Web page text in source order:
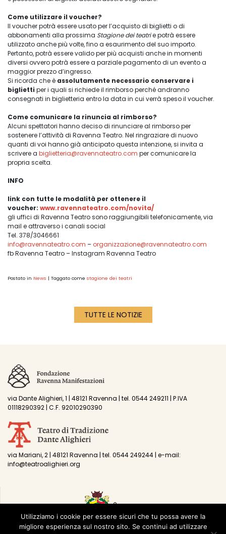
Come utilizzare il voucher?
Il voucher potrà essere usato per l’acquisto di biglietti o di
abbonamenti alla prossima Stagione dei teatrie potrà essere
utilizzato anche più volte, fino a esaurimento del suo importo.
Pertanto, potrà essere valido per più acquisti anche in momenti
diversi ovvero potrà essere a parziale pagamento di un evento a
maggior prezzo d’ingresso.
Si ricorda che è assolutamente necessario conservare i
biglietti per i quali si richiede il rimborso perché andranno
consegnati in biglietteria entro la data in cui verrà speso il voucher.
Come comunicare la rinuncia al rimborso?
Alcuni spettatori hanno deciso di rinunciare al rimborso per
sostenere l’attività di Ravenna Teatro. Nel ringraziare di nuovo
quanti di voi hanno già anticipato questa intenzione, si invita a
scrivere a biglietteria@ravennateatro.com per comunicare la
propria scelta.
INFO
link con tutte le modalità per ottenere il
voucher: www.ravennateatro.com/novita/
gli uffici di Ravenna Teatro sono raggiungibili telefonicamente, via
mail e attraverso i canali social
Tel. 378/3046661
info@ravennateatro.com – organizzazione@ravennateatro.com
fb Ravenna Teatro – Instagram Ravenna Teatro
Postato in News | Taggato come stagione dei teatri
TUTTE LE NOTIZIE
via Dante Alighieri, 1 | 48121 Ravenna | tel. 0544 249211 | P.IVA
01118290392 | C.F. 92010290390
via Mariani, 2 | 48121 Ravenna | tel. 0544 249244 | e-mail:
info@teatroalighieri.org
Utilizziamo i cookie per essere sicuri che tu possa avere la
migliore esperienza sul nostro sito. Se continui ad utilizzare